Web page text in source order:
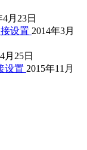
4月23日
设置 2014年3月
月25日
设置 2015年11月